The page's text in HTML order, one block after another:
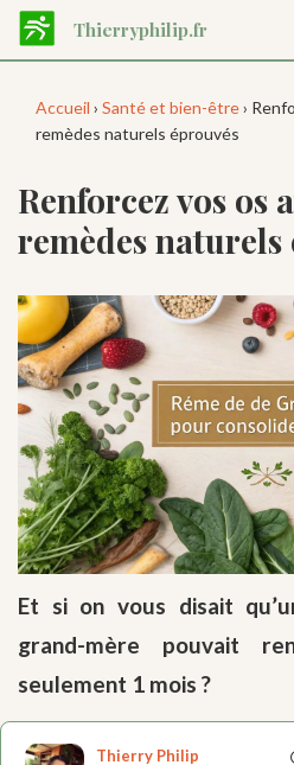
Aller
contenu
Thierryphilip.fr
Accueil › Santé et bien-être›
remèdes naturels éprouvés
Renforcez vos os
remèdes naturels
Et si on vous disait
grand-mère pouvait
seulement 1 mois ?
Thierry Philip